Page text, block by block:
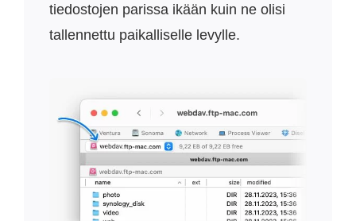
tiedostojen parissa ikään kuin ne olisi
tallennettu paikalliselle levylle.